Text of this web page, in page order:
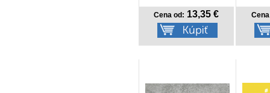
Cena od: 13,35 €